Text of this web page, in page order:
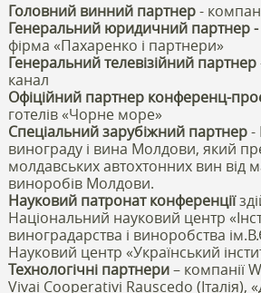
Головний винний партнер-
Генеральний юридичний партнер -
фірма «Пахаренко і партнери»
Генеральний телевізійний партнер
канал
Офіційний партнер конференц-
готелів «Чорне море»
Спеціальний зарубіжний партнер-
винограду і вина Молдови, який
молдавських автохтонних вин від
виноробів Молдови.
Науковий патронат конференції
Національний науковий центр
виноградарства і виноробства
Науковий центр «Український
Технологічні партнери– компанії
Vivai Cooperativi Rauscedo (Італія),